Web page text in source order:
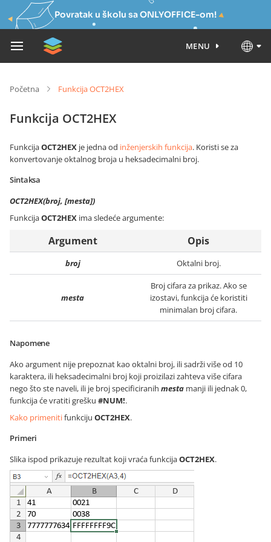
Povratak u školu sa ONLYOFFICE-om!
MENU
Početna Funkcija OCT2HEX
Funkcija OCT2HEX
FunkcijaOCT2HEX je jedna od inženjerskih funkcija. Koristi se za
konvertovanje oktalnog broja u heksadecimalni broj.
Sintaksa
OCT2HEX(broj, [mesta])
FunkcijaOCT2HEX ima sledeće argumente:
Argument Opis
broj Oktalni broj.
mesta
Broj cifara za prikaz. Ako se
izostavi, funkcija će koristiti
minimalan broj cifara.
Napomene
Ako argument nije prepoznat kao oktalni broj, ili sadrži više od 10
karaktera, ili heksadecimalni broj koji proizilazi zahteva više cifara
nego što ste naveli, ili je broj specificiranih mesta manji ili jednak 0,
funkcija će vratiti grešku #NUM!.
Kako primenitifunkciju OCT2HEX.
Primeri
Slika ispod prikazuje rezultat koji vraća funkcijaOCT2HEX.